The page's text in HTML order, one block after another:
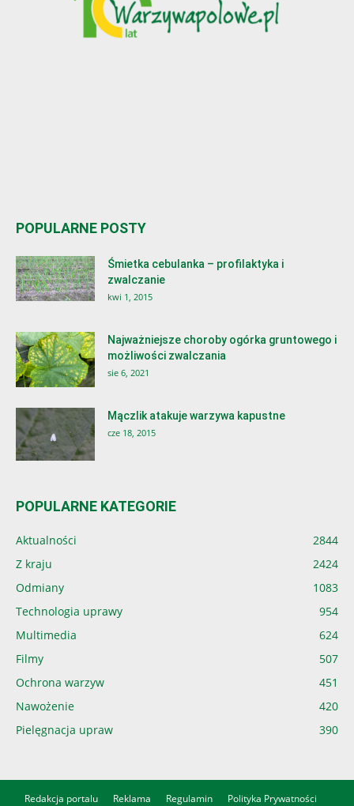
POPULARNE POSTY
Śmietka cebulanka – profilaktyka i
zwalczanie
kwi 1, 2015
Najważniejsze choroby ogórka gruntowego i
możliwości zwalczania
sie 6, 2021
Mączlik atakuje warzywa kapustne
cze 18, 2015
POPULARNE KATEGORIE
Aktualności
2844
Z kraju
2424
Odmiany
1083
Technologia uprawy
954
Multimedia
624
Filmy
507
Ochrona warzyw
451
Nawożenie
420
Pielęgnacja upraw
390
Redakcja portalu Reklama Regulamin Polityka Prywatności